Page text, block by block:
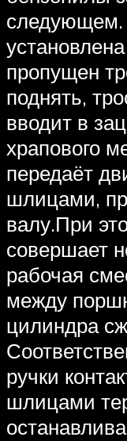
следующем.
пропущен
поднять,
вводит в
храпового
передаёт
шлицами,
валу.При
совершает
рабочая
между
цилиндра
ручки
шлицами